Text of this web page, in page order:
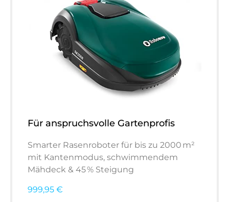
Für anspruchsvolle Gartenprofis
Smarter Rasenroboter für bis zu 2000 m²
mit Kantenmodus, schwimmendem
Mähdeck & 45 % Steigung
999,95 €